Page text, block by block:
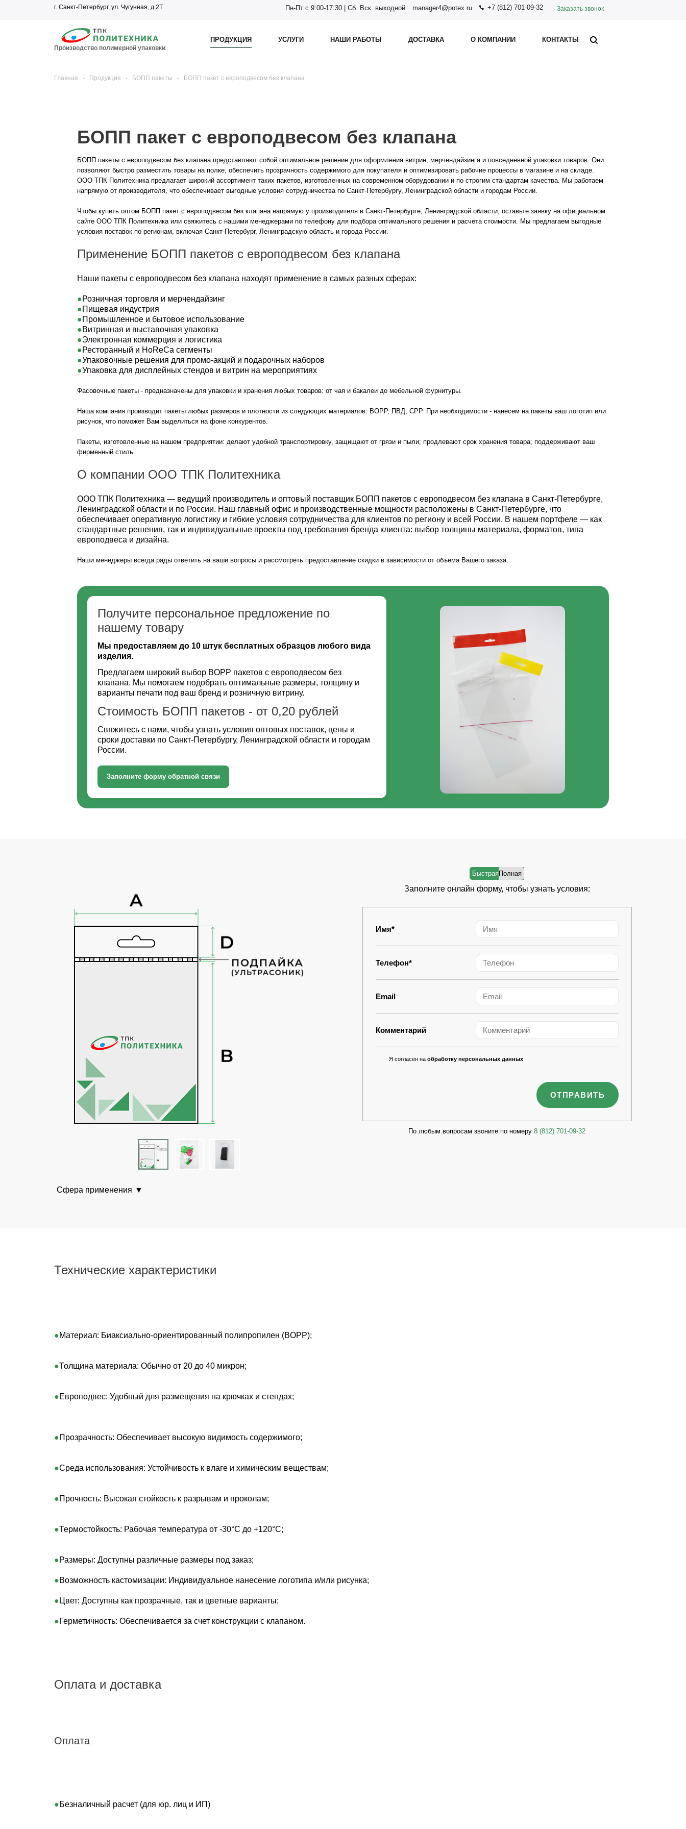
г. Санкт-Петербург, ул. Чугунная, д.2Т Пн-Пт с 9:00-17:30 | Сб. Вск. выходной manager4@potex.ru +7 (812) 701-09-32 Заказать звонок
Производство полимерной упаковки
ПРОДУКЦИЯ УСЛУГИ НАШИ РАБОТЫ ДОСТАВКА О КОМПАНИИ КОНТАКТЫ
Главная - Продукция - БОПП пакеты - БОПП пакет с европодвесом без клапана
БОПП пакет с европодвесом без клапана
БОПП пакеты с европодвесом без клапана представляют собой оптимальное решение для оформления витрин, мерчендайзинга и повседневной упаковки товаров. Они
позволяют быстро разместить товары на полке, обеспечить прозрачность содержимого для покупателя и оптимизировать рабочие процессы в магазине и на складе.
ООО ТПК Политехника предлагает широкий ассортимент таких пакетов, изготовленных на современном оборудовании и по строгим стандартам качества. Мы работаем
напрямую от производителя, что обеспечивает выгодные условия сотрудничества по Санкт-Петербургу, Ленинградской области и городам России.
Чтобы купить оптом БОПП пакет с европодвесом без клапана напрямую у производителя в Санкт-Петербурге, Ленинградской области, оставьте заявку на официальном
сайте ООО ТПК Политехника или свяжитесь с нашими менеджерами по телефону для подбора оптимального решения и расчета стоимости. Мы предлагаем выгодные
условия поставок по регионам, включая Санкт-Петербург, Ленинградскую область и города России.
Применение БОПП пакетов с европодвесом без клапана
Наши пакеты с европодвесом без клапана находят применение в самых разных сферах:
Розничная торговля и мерчендайзинг
Пищевая индустрия
Промышленное и бытовое использование
Витринная и выставочная упаковка
Электронная коммерция и логистика
Ресторанный и HoReCa сегменты
Упаковочные решения для промо-акций и подарочных наборов
Упаковка для дисплейных стендов и витрин на мероприятиях
Фасовочные пакеты - предназначены для упаковки и хранения любых товаров: от чая и бакалеи до мебельной фурнитуры.
Наша компания производит пакеты любых размеров и плотности из следующих материалов: ВОРР, ПВД, CPP. При необходимости - нанесем на пакеты ваш логотип или
рисунок, что поможет Вам выделиться на фоне конкурентов.
Пакеты, изготовленные на нашем предприятии: делают удобной транспортировку, защищают от грязи и пыли; продлевают срок хранения товара; поддерживают ваш
фирменный стиль.
О компании ООО ТПК Политехника
ООО ТПК Политехника — ведущий производитель и оптовый поставщик БОПП пакетов с европодвесом без клапана в Санкт-Петербурге,
Ленинградской области и по России. Наш главный офис и производственные мощности расположены в Санкт‑Петербурге, что
обеспечивает оперативную логистику и гибкие условия сотрудничества для клиентов по региону и всей России. В нашем портфеле — как
стандартные решения, так и индивидуальные проекты под требования бренда клиента: выбор толщины материала, форматов, типа
европодвеса и дизайна.
Наши менеджеры всегда рады ответить на ваши вопросы и рассмотреть предоставление скидки в зависимости от объема Вашего заказа.
Получите персональное предложение по
нашему товару
Мы предоставляем до 10 штук бесплатных образцов любого вида
изделия.
Предлагаем широкий выбор BOPP пакетов с европодвесом без
клапана. Мы помогаем подобрать оптимальные размеры, толщину и
варианты печати под ваш бренд и розничную витрину.
Стоимость БОПП пакетов - от 0,20 рублей
Свяжитесь с нами, чтобы узнать условия оптовых поставок, цены и
сроки доставки по Санкт-Петербургу, Ленинградской области и городам
России.
Заполните форму обратной связи
Сфера применения
Заполните онлайн форму, чтобы узнать условия:
Имя*
Телефон*
Email
Комментарий
Я согласен на обработку персональных данных
По любым вопросам звоните по номеру8 (812) 701-09-32
Технические характеристики
Материал: Биаксиально-ориентированный полипропилен (BOPP);
Толщина материала: Обычно от 20 до 40 микрон;
Европодвес: Удобный для размещения на крючках и стендах;
Прозрачность: Обеспечивает высокую видимость содержимого;
Среда использования: Устойчивость к влаге и химическим веществам;
Прочность: Высокая стойкость к разрывам и проколам;
Термостойкость: Рабочая температура от -30°C до +120°C;
Размеры: Доступны различные размеры под заказ;
Возможность кастомизации: Индивидуальное нанесение логотипа и/или рисунка;
Цвет: Доступны как прозрачные, так и цветные варианты;
Герметичность: Обеспечивается за счет конструкции с клапаном.
Оплата и доставка
Оплата
Безналичный расчет (для юр. лиц и ИП)